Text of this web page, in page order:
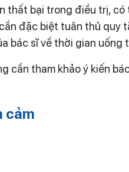
thất bại trong điều trị,
đặc biệt tuân thủ quy
bác sĩ về thời gian uống
cần tham khảo ý kiến
cảm